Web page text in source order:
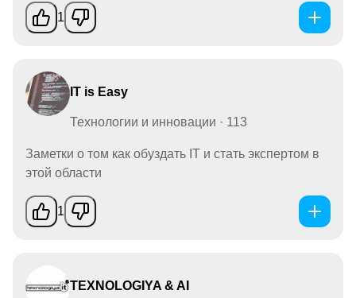
1
IT is Easy
Технологии и инновации · 113
Заметки о том как обуздать IT и стать экспертом в
этой области
1
TEXNOLOGIYA & AI